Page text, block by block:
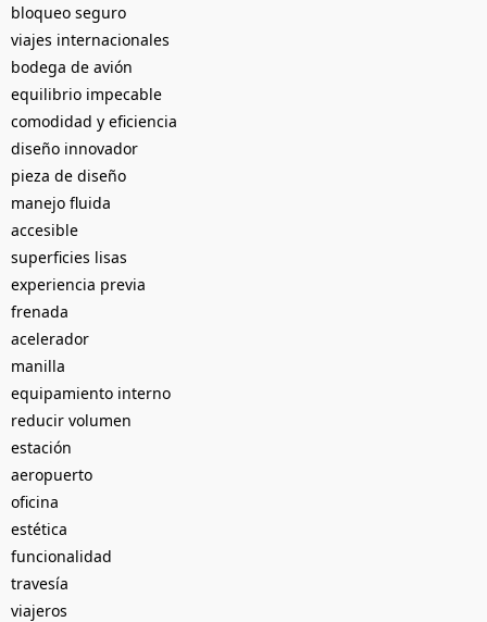
bloqueo seguro
viajes internacionales
bodega de avión
equilibrio impecable
comodidad y eficiencia
diseño innovador
pieza de diseño
manejo fluida
accesible
superficies lisas
experiencia previa
frenada
acelerador
manilla
equipamiento interno
reducir volumen
estación
aeropuerto
oficina
estética
funcionalidad
travesía
viajeros